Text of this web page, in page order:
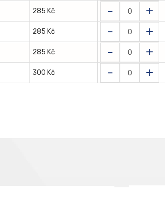
285 Kč - +
285 Kč - +
285 Kč - +
300 Kč - +